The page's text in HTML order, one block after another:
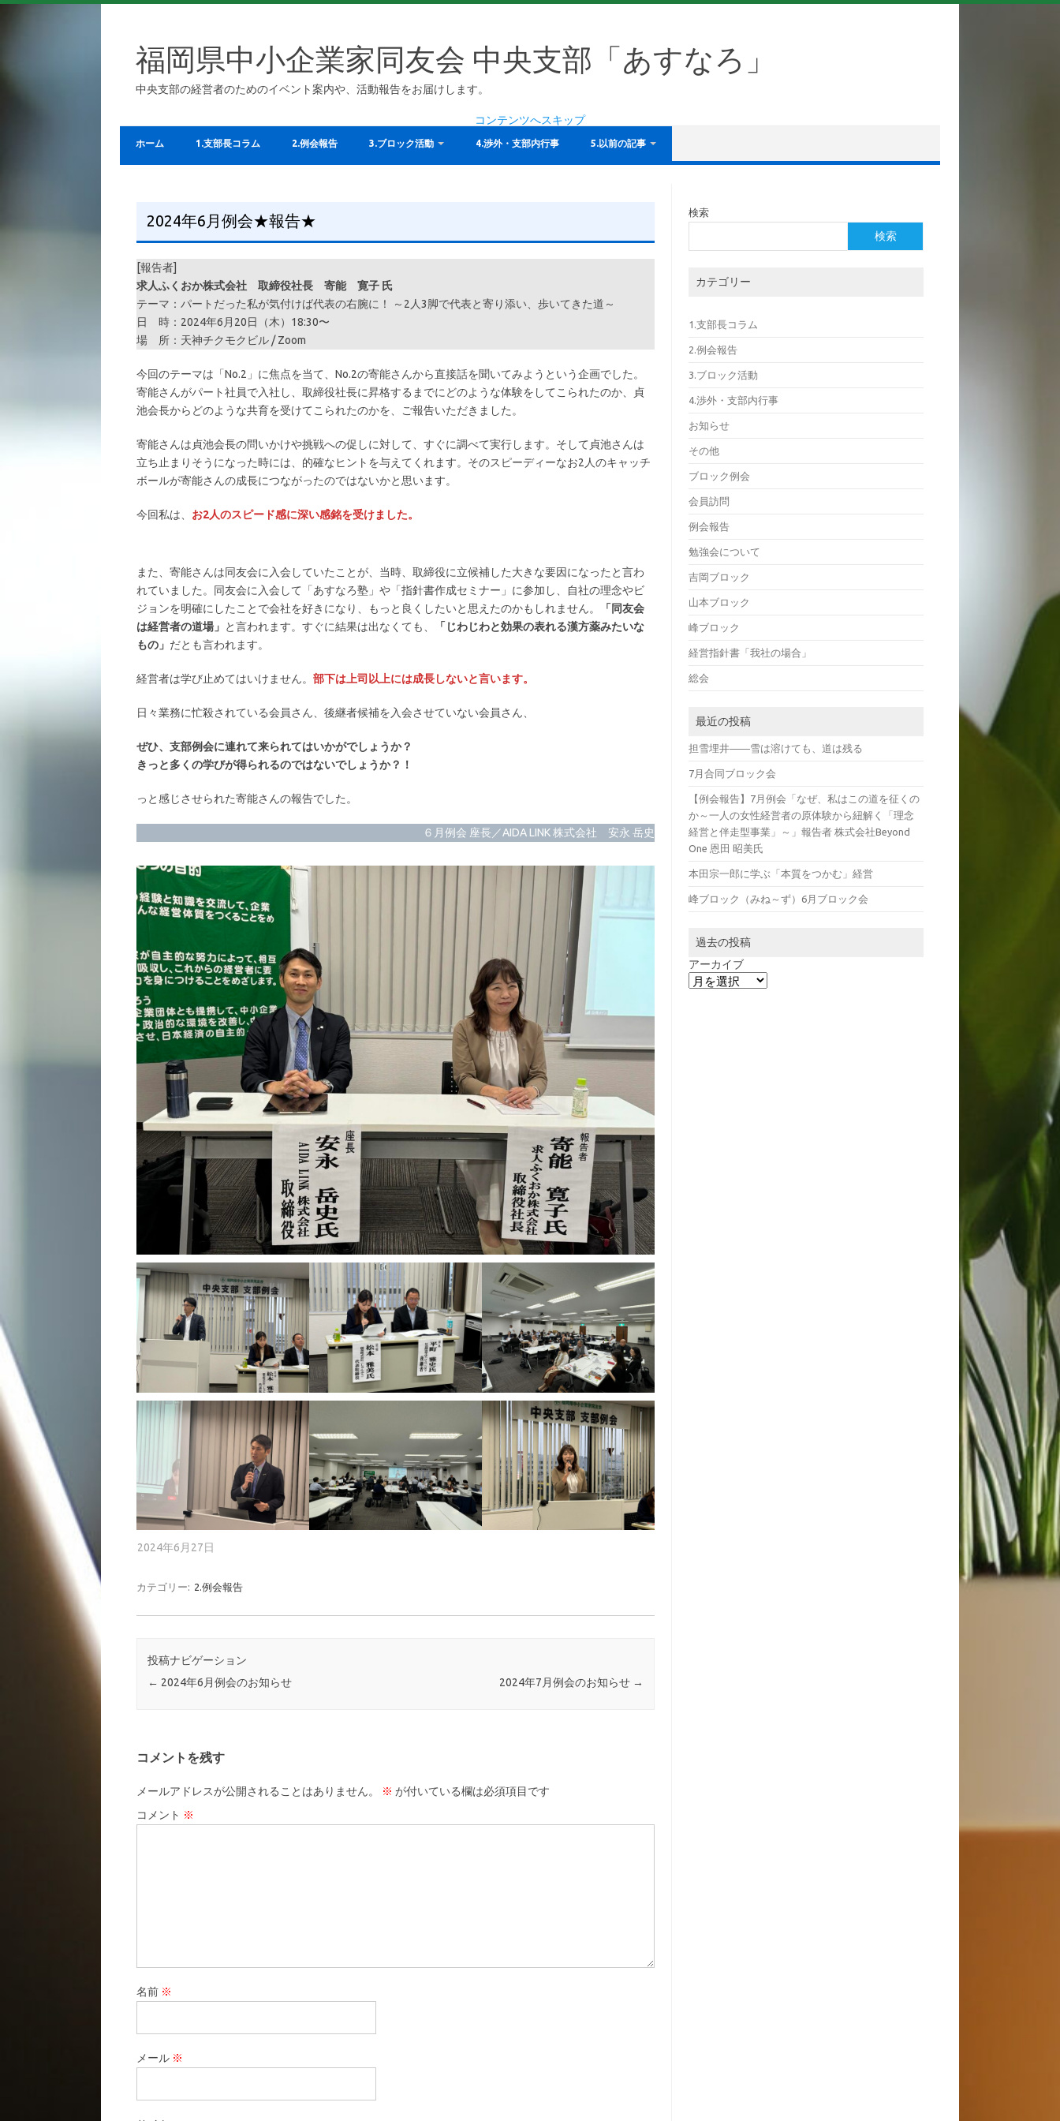
福岡県中小企業家同友会 中央支部「あすなろ」
中央支部の経営者のためのイベント案内や、活動報告をお届けします。
コンテンツへスキップ
ホーム 1.支部長コラム 2.例会報告 3.ブロック活動 4.渉外・支部内行事 5.以前の記事
2024年6月例会★報告★
[報告者]
求人ふくおか株式会社 取締役社長 寄能 寛子 氏
テーマ：パートだった私が気付けば代表の右腕に！ ～2人3脚で代表と寄り添い、歩いてきた道～
日 時：2024年6月20日（木）18:30〜
場 所：天神チクモクビル / Zoom
今回のテーマは「No.2」に焦点を当て、No.2の寄能さんから直接話を聞いてみようという企画でした。
寄能さんがパート社員で入社し、取締役社長に昇格するまでにどのような体験をしてこられたのか、貞
池会長からどのような共育を受けてこられたのかを、ご報告いただきました。
寄能さんは貞池会長の問いかけや挑戦への促しに対して、すぐに調べて実行します。そして貞池さんは
立ち止まりそうになった時には、的確なヒントを与えてくれます。そのスピーディーなお2人のキャッチ
ボールが寄能さんの成長につながったのではないかと思います。
今回私は、 お2人のスピード感に深い感銘を受けました。
また、寄能さんは同友会に入会していたことが、当時、取締役に立候補した大きな要因になったと言わ
れていました。同友会に入会して「あすなろ塾」や「指針書作成セミナー」に参加し、自社の理念やビ
ジョンを明確にしたことで会社を好きになり、もっと良くしたいと思えたのかもしれません。
「同友会
は経営者の道場」 と言われます。すぐに結果は出なくても、
「じわじわと効果の表れる漢方薬みたいな
もの」 だとも言われます。
経営者は学び止めてはいけません。 部下は上司以上には成長しないと言います。
日々業務に忙殺されている会員さん、後継者候補を入会させていない会員さん、
ぜひ、支部例会に連れて来られてはいかがでしょうか？
きっと多くの学びが得られるのではないでしょうか？！
っと感じさせられた寄能さんの報告でした。
６月例会 座長／AIDA LINK 株式会社 安永 岳史
2024年6月27日
カテゴリー: 2.例会報告
投稿ナビゲーション
← 2024年6月例会のお知らせ 2024年7月例会のお知らせ →
コメントを残す
メールアドレスが公開されることはありません。 ※ が付いている欄は必須項目です
コメント ※
名前 ※
メール ※
検索
検索
カテゴリー
1.支部長コラム
2.例会報告
3.ブロック活動
4.渉外・支部内行事
お知らせ
その他
ブロック例会
会員訪問
例会報告
勉強会について
吉岡ブロック
山本ブロック
峰ブロック
経営指針書「我社の場合」
総会
最近の投稿
担雪埋井――雪は溶けても、道は残る
7月合同ブロック会
【例会報告】7月例会「なぜ、私はこの道を征くの
か～一人の女性経営者の原体験から紐解く「理念
経営と伴走型事業」～」報告者 株式会社Beyond
One 恩田 昭美氏
本田宗一郎に学ぶ「本質をつかむ」経営
峰ブロック（みね～ず）6月ブロック会
過去の投稿
アーカイブ